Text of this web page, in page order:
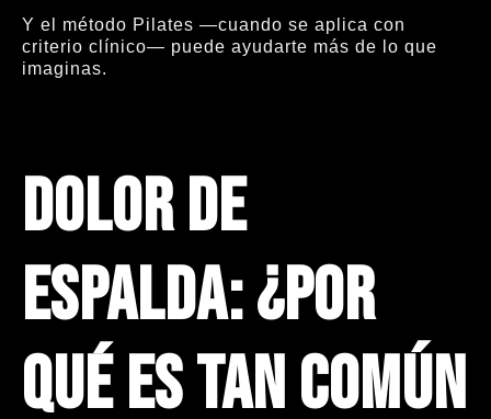
Y el método Pilates —cuando se aplica con
criterio clínico— puede ayudarte más de lo que
imaginas.
Dolor de
espalda: ¿por
qué es tan común